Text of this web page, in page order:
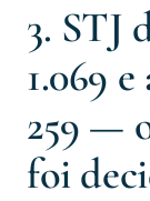
3. STJ
1.069
259 —
foi